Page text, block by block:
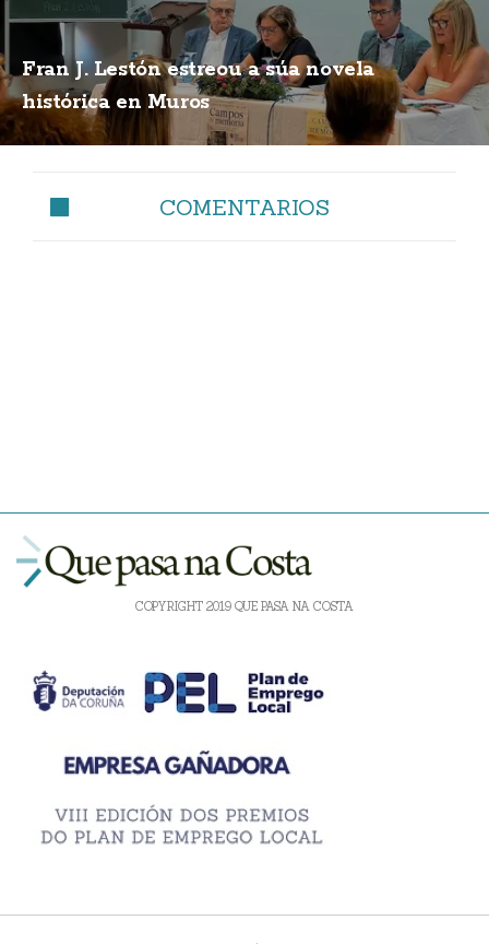
Fran J. Lestón estreou a súa novela
histórica en Muros
COMENTARIOS
COPYRIGHT 2019 QUE PASA NA COSTA